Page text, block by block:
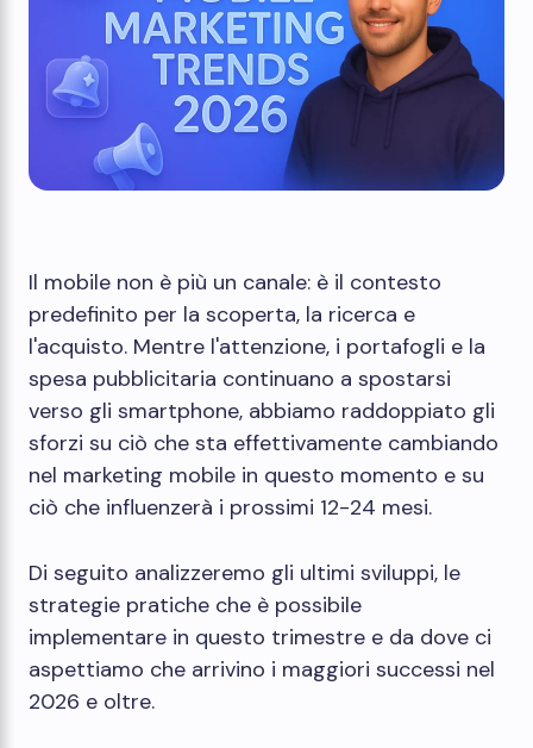
Il mobile non è più un canale: è il contesto
predefinito per la scoperta, la ricerca e
l'acquisto. Mentre l'attenzione, i portafogli e la
spesa pubblicitaria continuano a spostarsi
verso gli smartphone, abbiamo raddoppiato gli
sforzi su ciò che sta effettivamente cambiando
nel marketing mobile in questo momento e su
ciò che influenzerà i prossimi 12-24 mesi.
Di seguito analizzeremo gli ultimi sviluppi, le
strategie pratiche che è possibile
implementare in questo trimestre e da dove ci
aspettiamo che arrivino i maggiori successi nel
2026 e oltre.